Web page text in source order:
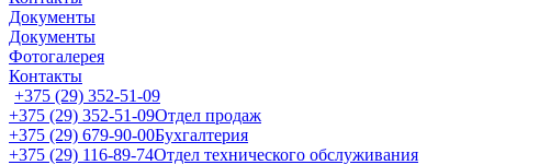
Документы
Документы
Фотогалерея
Контакты
+375 (29) 352-51-09
+375 (29) 352-51-09Отдел продаж
+375 (29) 679-90-00Бухгалтерия
+375 (29) 116-89-74Отдел технического обслуживания